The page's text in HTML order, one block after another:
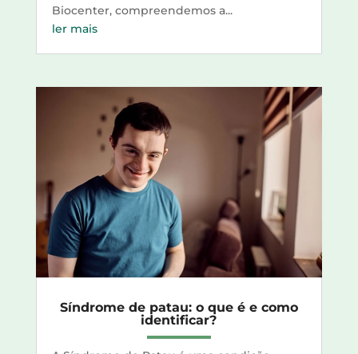
Biocenter, compreendemos a...
ler mais
Síndrome de patau: o que é e como
identificar?